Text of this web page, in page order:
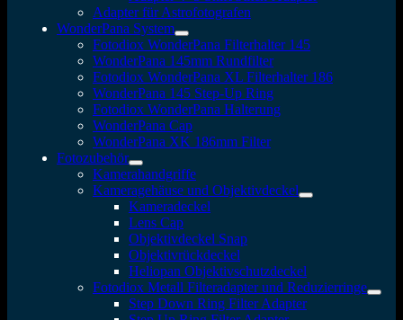
Adapter für Astrofotografen
WonderPana System
Fotodiox WonderPana Filterhalter 145
WonderPana 145mm Rundfilter
Fotodiox WonderPana XL Filterhalter 186
WonderPana 145 Step-Up Ring
Fotodiox WonderPana Halterung
WonderPana Cap
WonderPana XK 186mm Filter
Fotozubehör
Kamerahandgriffe
Kameragehäuse und Objektivdeckel
Kameradeckel
Lens Cap
Objektivdeckel Snap
Objektivrückdeckel
Heliopan Objektivschutzdeckel
Fotodiox Metall Filteradapter und Reduzierringe
Step Down Ring Filter Adapter